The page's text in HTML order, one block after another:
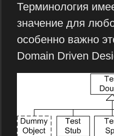
Терминология
значение для
особенно важно
Domain Driven